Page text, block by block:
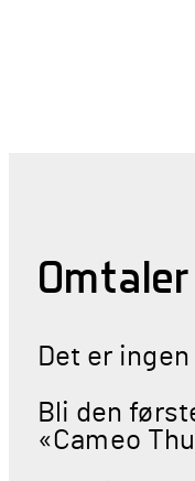
Omtaler
Det er
Bli den
«Cameo